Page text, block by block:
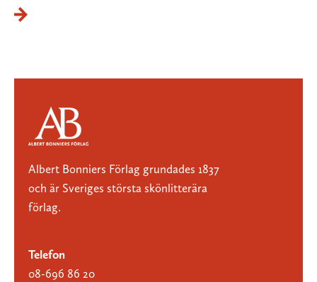
Albert Bonniers Förlag grundades 1837
och är Sveriges största skönlitterära
förlag.
Telefon
08-696 86 20